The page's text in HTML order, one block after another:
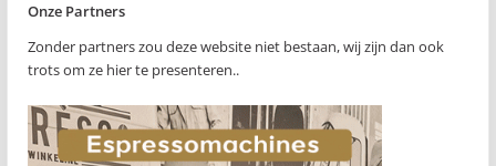
Onze Partners
Zonder partners zou deze website niet bestaan, wij zijn dan ook
trots om ze hier te presenteren..